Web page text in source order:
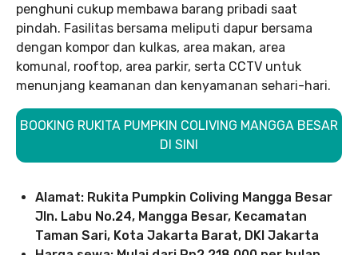
penghuni cukup membawa barang pribadi saat
pindah. Fasilitas bersama meliputi dapur bersama
dengan kompor dan kulkas, area makan, area
komunal, rooftop, area parkir, serta CCTV untuk
menunjang keamanan dan kenyamanan sehari-hari.
BOOKING RUKITA PUMPKIN COLIVING MANGGA BESAR
DI SINI
Alamat: Rukita Pumpkin Coliving Mangga Besar
Jln. Labu No.24, Mangga Besar, Kecamatan
Taman Sari, Kota Jakarta Barat, DKI Jakarta